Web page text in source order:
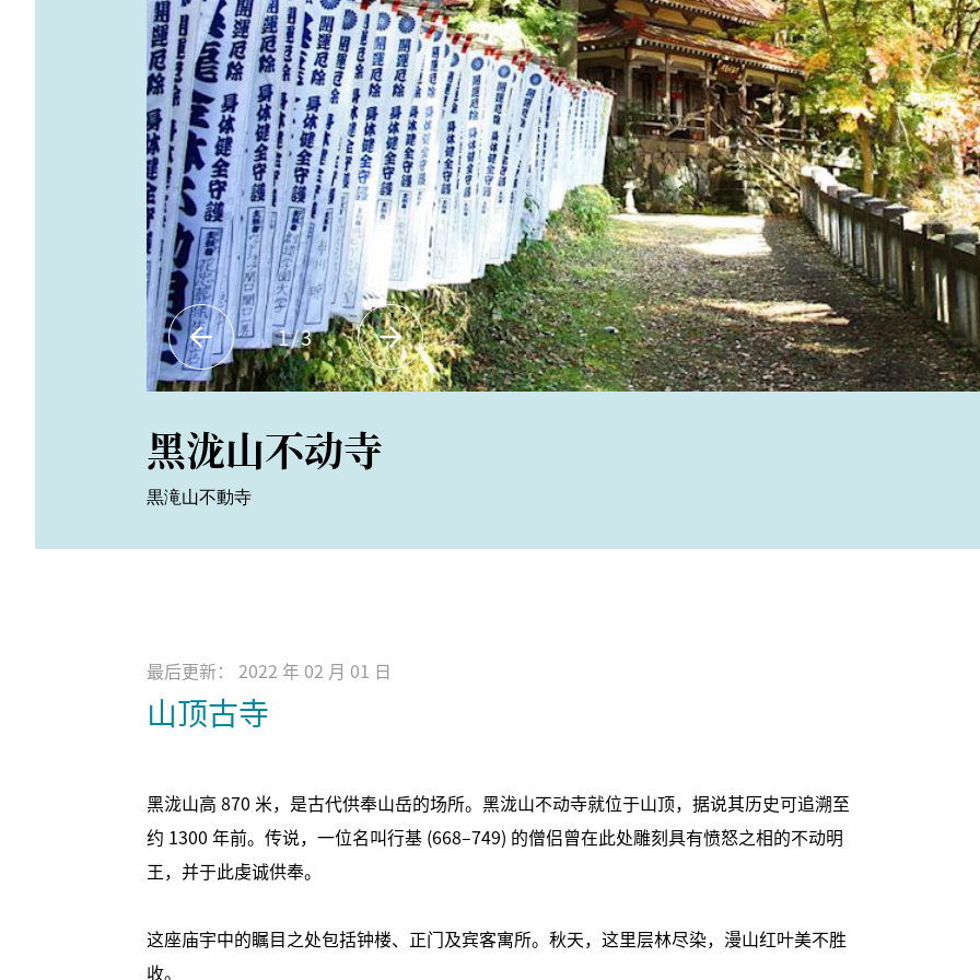
1/3
黑泷山不动寺
黒滝山不動寺
最后更新： 2022 年 02 月 01 日
山顶古寺
黑泷山高 870 米，是古代供奉山岳的场所。黑泷山不动寺就位于山顶，据说其历史可追溯至
约 1300 年前。传说，一位名叫行基 (668–749) 的僧侣曾在此处雕刻具有愤怒之相的不动明
王，并于此虔诚供奉。
这座庙宇中的瞩目之处包括钟楼、正门及宾客寓所。秋天，这里层林尽染，漫山红叶美不胜
收。